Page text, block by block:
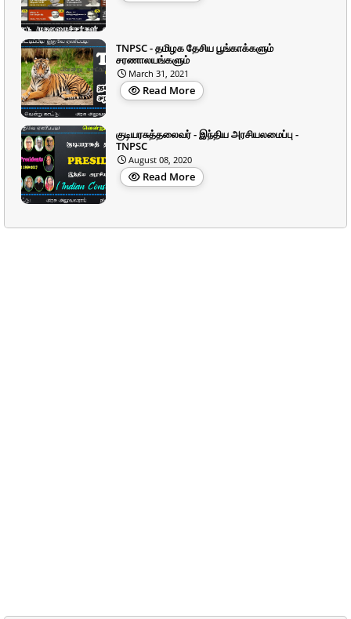
TNPSC - தமிழக தேசிய பூங்காக்களும்
சரணாலயங்களும்
March 31, 2021
Read More
குடியரசுத்தலைவர் - இந்திய அரசியலமைப்பு -
TNPSC
August 08, 2020
Read More